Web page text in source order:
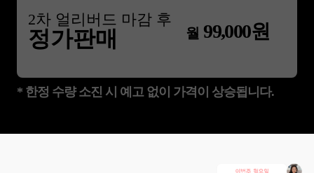
2차 얼리버드 마감 후
정가판매 월 99,000원
* 한정 수량 소진 시 예고 없이 가격이 상승됩니다.